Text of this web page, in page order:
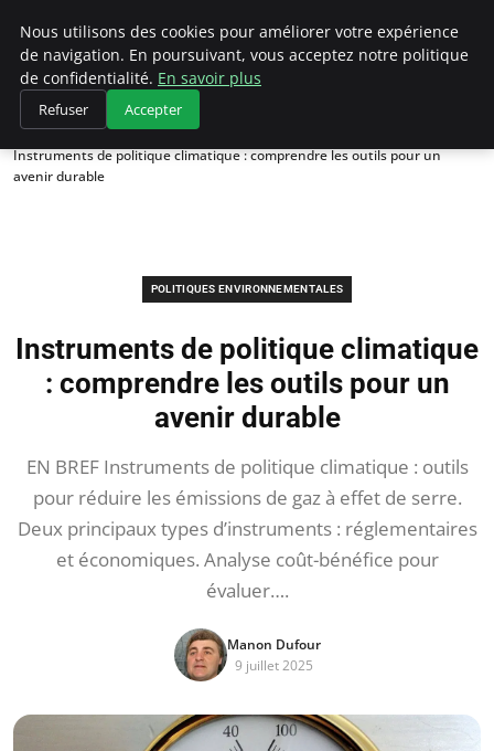
Climategatecountryclub.com
Accueil
Politiques environnementales
Instruments de politique climatique : comprendre les outils pour un
avenir durable
POLITIQUES ENVIRONNEMENTALES
Instruments de politique climatique
: comprendre les outils pour un
avenir durable
EN BREF Instruments de politique climatique : outils
pour réduire les émissions de gaz à effet de serre.
Deux principaux types d’instruments : réglementaires
et économiques. Analyse coût-bénéfice pour
évaluer….
Manon Dufour
9 juillet 2025
Nous utilisons des cookies pour améliorer votre expérience
de navigation. En poursuivant, vous acceptez notre politique
de confidentialité. En savoir plus
Refuser Accepter